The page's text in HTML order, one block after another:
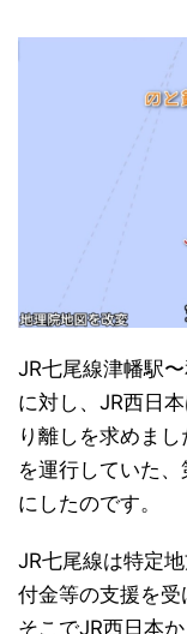
JR七尾線津幡駅
に対し、JR西日
り離しを求めま
を運行していた
にしたのです。
JR七尾線は特定
付金等の支援を受
そこでJR西日本